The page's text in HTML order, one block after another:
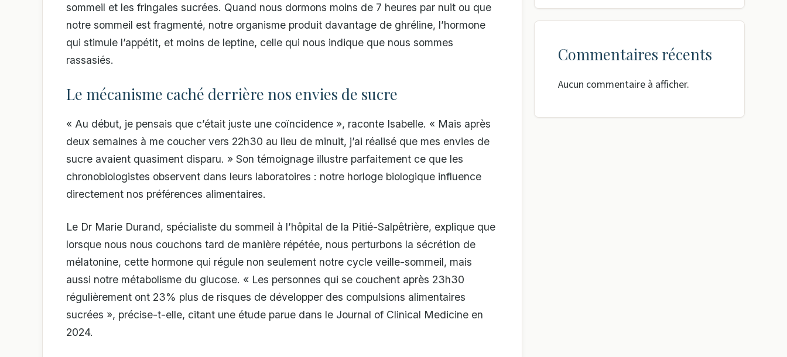
sommeil et les fringales sucrées. Quand nous dormons moins de 7 heures par nuit ou que
notre sommeil est fragmenté, notre organisme produit davantage de ghréline, l’hormone
qui stimule l’appétit, et moins de leptine, celle qui nous indique que nous sommes
rassasiés.
Le mécanisme caché derrière nos envies de sucre
« Au début, je pensais que c’était juste une coïncidence », raconte Isabelle. « Mais après
deux semaines à me coucher vers 22h30 au lieu de minuit, j’ai réalisé que mes envies de
sucre avaient quasiment disparu. » Son témoignage illustre parfaitement ce que les
chronobiologistes observent dans leurs laboratoires : notre horloge biologique influence
directement nos préférences alimentaires.
Le Dr Marie Durand, spécialiste du sommeil à l’hôpital de la Pitié-Salpêtrière, explique que
lorsque nous nous couchons tard de manière répétée, nous perturbons la sécrétion de
mélatonine, cette hormone qui régule non seulement notre cycle veille-sommeil, mais
aussi notre métabolisme du glucose. « Les personnes qui se couchent après 23h30
régulièrement ont 23% plus de risques de développer des compulsions alimentaires
sucrées », précise-t-elle, citant une étude parue dans le Journal of Clinical Medicine en
2024.
Commentaires récents
Aucun commentaire à afficher.